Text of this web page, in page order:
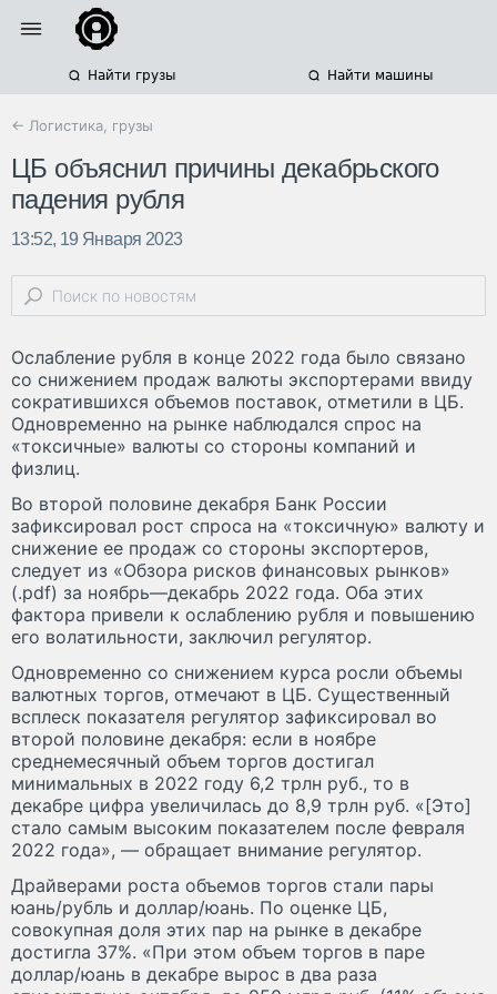
Найти грузы Найти машины
← Логистика, грузы
ЦБ объяснил причины декабрьского
падения рубля
13:52, 19 Января 2023
Ослабление рубля в конце 2022 года было связано
со снижением продаж валюты экспортерами ввиду
сократившихся объемов поставок, отметили в ЦБ.
Одновременно на рынке наблюдался спрос на
«токсичные» валюты со стороны компаний и
физлиц.
Во второй половине декабря Банк России
зафиксировал рост спроса на «токсичную» валюту и
снижение ее продаж со стороны экспортеров,
следует из «Обзора рисков финансовых рынков»
(.pdf) за ноябрь—декабрь 2022 года. Оба этих
фактора привели к ослаблению рубля и повышению
его волатильности, заключил регулятор.
Одновременно со снижением курса росли объемы
валютных торгов, отмечают в ЦБ. Существенный
всплеск показателя регулятор зафиксировал во
второй половине декабря: если в ноябре
среднемесячный объем торгов достигал
минимальных в 2022 году 6,2 трлн руб., то в
декабре цифра увеличилась до 8,9 трлн руб. «[Это]
стало самым высоким показателем после февраля
2022 года», — обращает внимание регулятор.
Драйверами роста объемов торгов стали пары
юань/рубль и доллар/юань. По оценке ЦБ,
совокупная доля этих пар на рынке в декабре
достигла 37%. «При этом объем торгов в паре
доллар/юань в декабре вырос в два раза